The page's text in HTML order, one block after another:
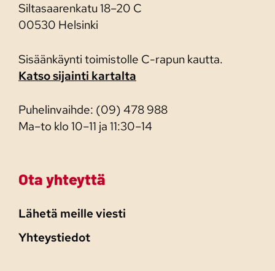
Siltasaarenkatu 18–20 C
00530 Helsinki
Sisäänkäynti toimistolle C-rapun kautta.
Katso sijainti kartalta
Puhelinvaihde: (09) 478 988
Ma–to klo 10–11 ja 11:30–14
Ota yhteyttä
Lähetä meille viesti
Yhteystiedot